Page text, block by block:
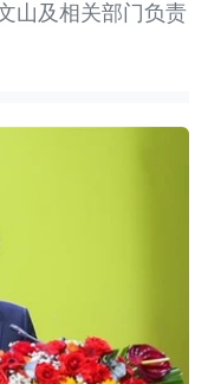
山及相关部门负责